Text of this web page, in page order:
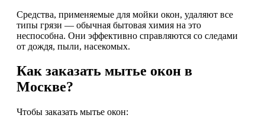
Средства, применяемые для мойки окон, удаляют все
типы грязи — обычная бытовая химия на это
неспособна. Они эффективно справляются со следами
от дождя, пыли, насекомых.
Как заказать мытье окон в
Москве?
Чтобы заказать мытье окон: